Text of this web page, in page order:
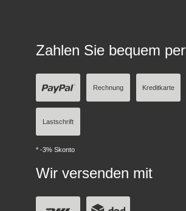
Zahlen Sie bequem per
Rechnung Kreditkarte
Lastschrift
* -3% Skonto
Wir versenden mit